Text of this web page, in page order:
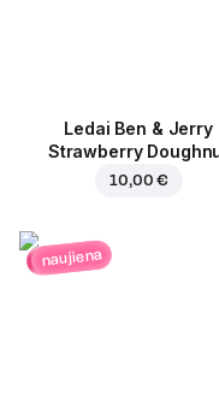
Ledai Ben & Jerry
Strawberry
10,00 €
naujiena